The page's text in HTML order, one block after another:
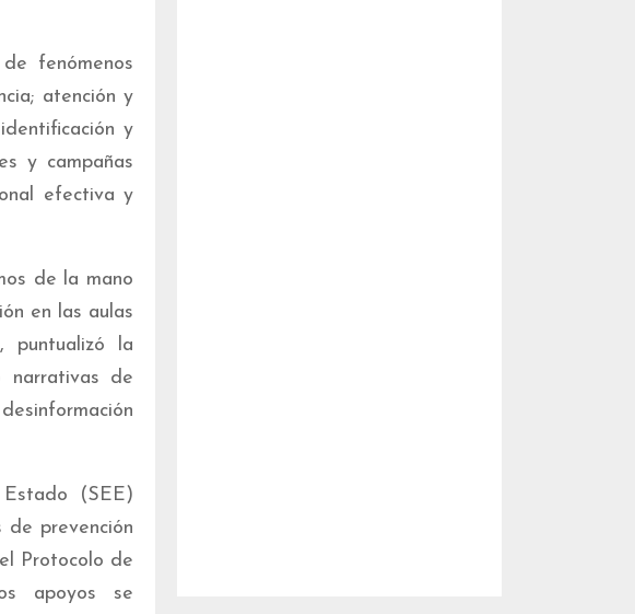
fenómenos
atención y
y
y campañas
efectiva y
de la mano
en las aulas
puntualizó la
narrativas de
(SEE)
prevención
Protocolo de
apoyos se